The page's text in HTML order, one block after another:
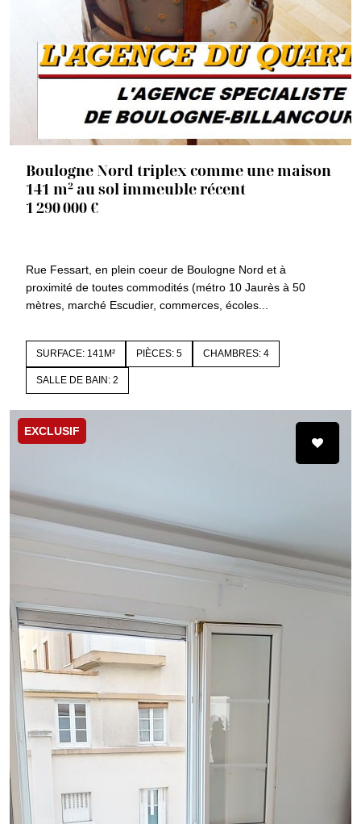
Boulogne Nord triplex comme une maison
141 m² au sol immeuble récent
1 290 000 €
Rue Fessart, en plein coeur de Boulogne Nord et à
proximité de toutes commodités (métro 10 Jaurès à 50
mètres, marché Escudier, commerces, écoles...
SURFACE: 141M² PIÈCES: 5 CHAMBRES: 4
SALLE DE BAIN: 2
EXCLUSIF